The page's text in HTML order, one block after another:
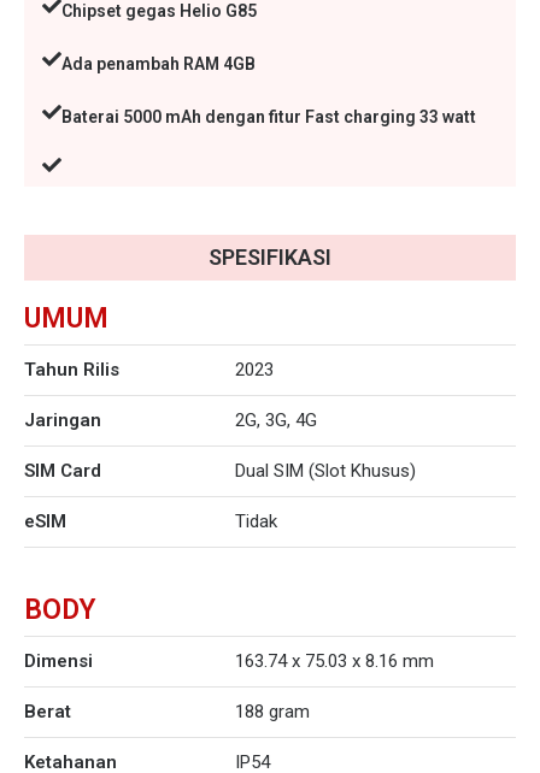
Chipset gegas Helio G85
Ada penambah RAM 4GB
Baterai 5000 mAh dengan fitur Fast charging 33 watt
SPESIFIKASI
UMUM
Tahun Rilis 2023
Jaringan 2G, 3G, 4G
SIM Card Dual SIM (Slot Khusus)
eSIM Tidak
BODY
Dimensi 163.74 x 75.03 x 8.16 mm
Berat 188 gram
Ketahanan IP54